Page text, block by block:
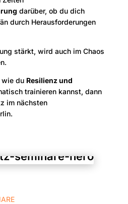
darüber, ob du dich
durch Herausforderungen
stärkt, wird auch im Chaos
wie du Resilienz und
trainieren kannst, dann
im nächsten